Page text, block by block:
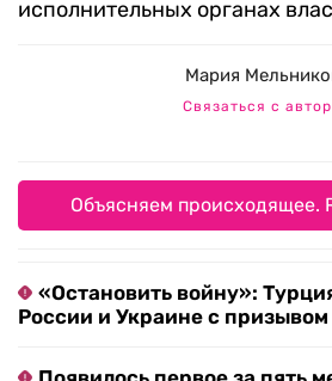
исполнительных органах
Мария
Связаться с
Объясняем происходящее.
«Остановить войну»:
России и Украине с призывом